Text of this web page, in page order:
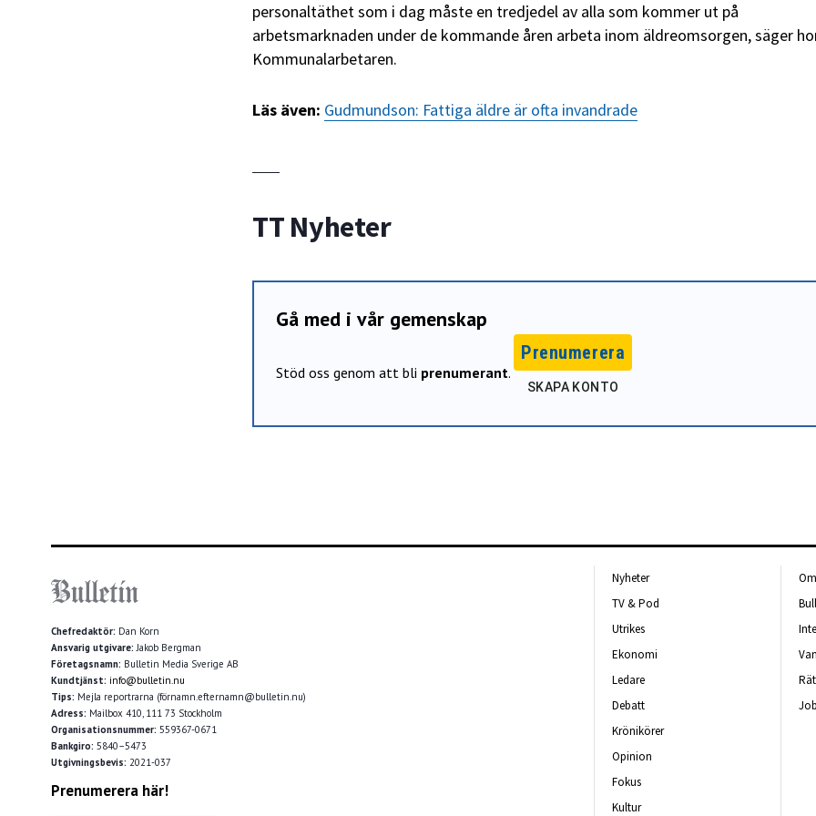
personaltäthet som i dag måste en tredjedel av alla som kommer ut på
arbetsmarknaden under de kommande åren arbeta inom äldreomsorgen, säger
Kommunalarbetaren.
Läs även: Gudmundson: Fattiga äldre är ofta invandrade
TT Nyheter
Gå med i vår gemenskap
Stöd oss genom att bli prenumerant.
Prenumerera
SKAPA KONTO
Chefredaktör: Dan Korn
Ansvarig utgivare: Jakob Bergman
Företagsnamn: Bulletin Media Sverige AB
Kundtjänst: info@bulletin.nu
Tips: Mejla reportrarna (förnamn.efternamn@bulletin.nu)
Adress: Mailbox 410, 111 73 Stockholm
Organisationsnummer: 559367-0671
Bankgiro: 5840–5473
Utgivningsbevis: 2021-037
Prenumerera här!
Nyheter
TV & Pod
Utrikes
Ekonomi
Ledare
Debatt
Krönikörer
Opinion
Fokus
Kultur